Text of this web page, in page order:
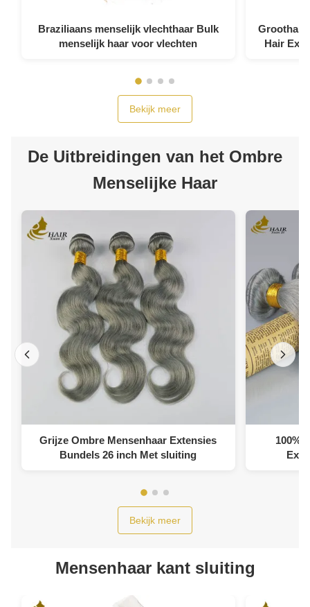
Braziliaans menselijk vlechthaar Bulk
menselijk haar voor vlechten
Hair
Bekijk meer
De Uitbreidingen van het Ombre
Menselijke Haar
Grijze Ombre Mensenhaar Extensies
Bundels 26 inch Met sluiting
100%
Bekijk meer
Mensenhaar kant sluiting